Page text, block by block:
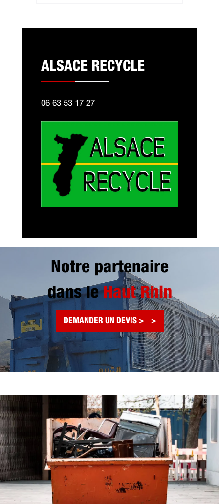
ALSACE RECYCLE
06 63 53 17 27
Notre partenaire
dans leHaut Rhin
DEMANDER UN DEVIS >